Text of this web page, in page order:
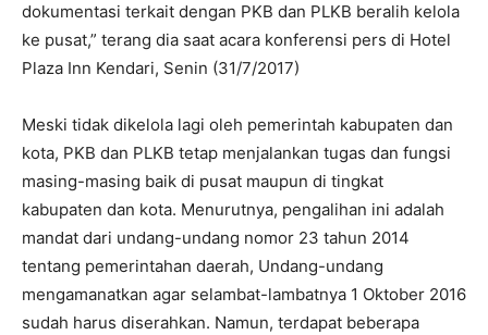
dokumentasi terkait dengan PKB dan PLKB beralih kelola
ke pusat,” terang dia saat acara konferensi pers di Hotel
Plaza Inn Kendari, Senin (31/7/2017)
Meski tidak dikelola lagi oleh pemerintah kabupaten dan
kota, PKB dan PLKB tetap menjalankan tugas dan fungsi
masing-masing baik di pusat maupun di tingkat
kabupaten dan kota. Menurutnya, pengalihan ini adalah
mandat dari undang-undang nomor 23 tahun 2014
tentang pemerintahan daerah, Undang-undang
mengamanatkan agar selambat-lambatnya 1 Oktober 2016
sudah harus diserahkan. Namun, terdapat beberapa